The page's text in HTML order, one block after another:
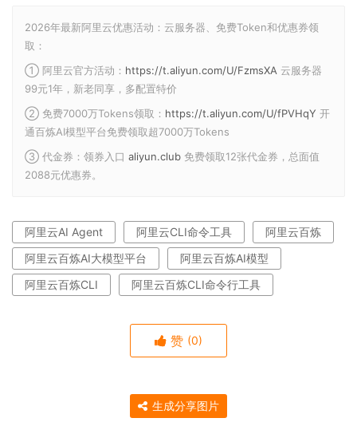
2026年最新阿里云优惠活动：云服务器、免费Token和优惠券领
取：
① 阿里云官方活动： https://t.aliyun.com/U/FzmsXA 云服务器
99元1年，新老同享，多配置特价
② 免费7000万Tokens领取： https://t.aliyun.com/U/fPVHqY 开
通百炼AI模型平台免费领取超7000万Tokens
③ 代金券：领券入口 aliyun.club 免费领取12张代金券，总面值
2088元优惠券。
阿里云AI Agent 阿里云CLI命令工具
阿里云百炼
阿里云百炼AI大模型平台
阿里云百炼AI模型
阿里云百炼CLI
阿里云百炼CLI命令行工具
赞 (0)
生成分享图片